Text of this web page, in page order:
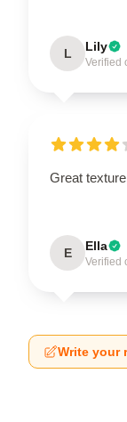
L Lily
Verified
Great
E Ella
Verified
Write your